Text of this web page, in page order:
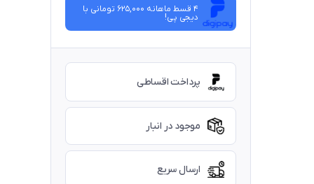
4 قسط ماهانه 625,000 تومانی با
دیجی ‌پی!
پرداخت اقساطی
موجود در انبار
ارسال سریع